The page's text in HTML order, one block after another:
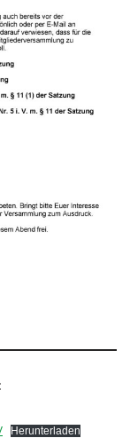
Herunterladen